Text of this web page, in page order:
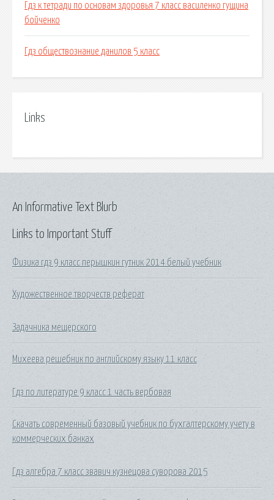
Гдз к тетради по основам здоровья 7 класс василенко гущина
бойченко
Гдз обществознание данилов 5 класс
Links
Links to Important Stuff
Физика гдз 9 класс перышкин гутник 2014 белый учебник
Художественное творчеств реферат
Задачника мещерского
Михеева решебник по английскому языку 11 класс
Гдз по литературе 9 класс 1 часть вербовая
Скачать современный базовый учебник по бухгалтерскому учету в
коммерческих банках
Гдз алгебра 7 класс звавич кузнецова суворова 2015
An Informative Text Blurb